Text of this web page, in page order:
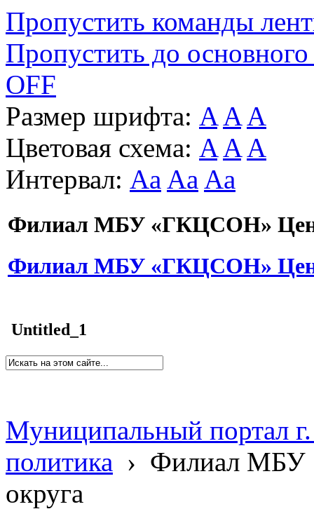
Пропустить команды
Пропустить до основного
OFF
Размер шрифта: A A A
Цветовая схема: A A A
Интервал: Aa Aa Aa
Филиал МБУ «ГКЦСОН»
Филиал МБУ «ГКЦСОН»
Untitled_1
Муниципальный портал
политика › Филиал МБУ
округа